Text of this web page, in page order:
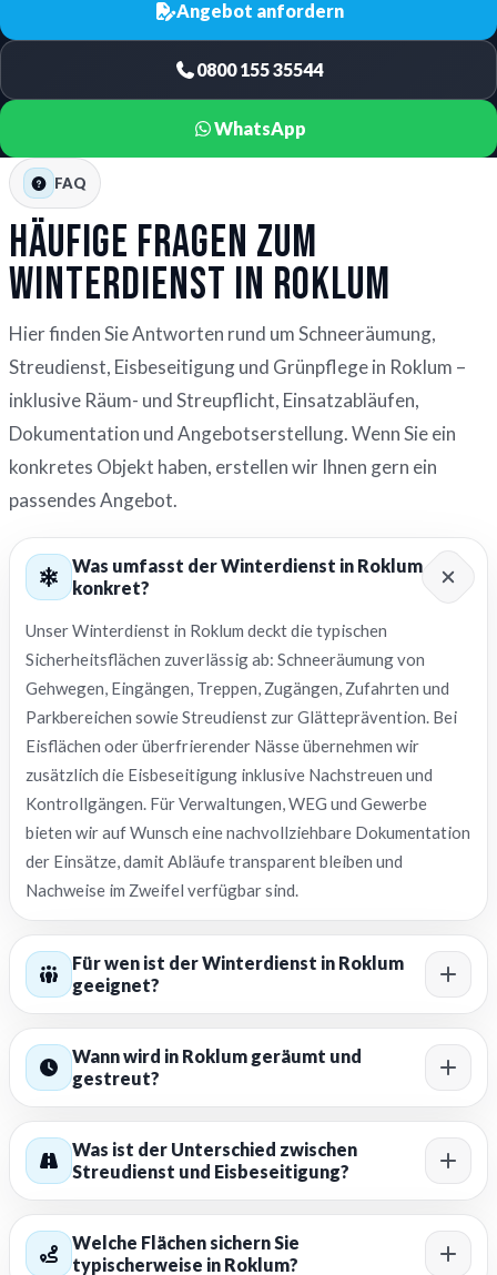
Angebot anfordern
0800 155 35544
WhatsApp
FAQ
Häufige Fragen zum
Winterdienst in Roklum
Hier finden Sie Antworten rund um Schneeräumung,
Streudienst, Eisbeseitigung und Grünpflege in Roklum –
inklusive Räum- und Streupflicht, Einsatzabläufen,
Dokumentation und Angebotserstellung. Wenn Sie ein
konkretes Objekt haben, erstellen wir Ihnen gern ein
passendes Angebot.
Was umfasst der Winterdienst in Roklum
konkret?
Unser Winterdienst in Roklum deckt die typischen
Sicherheitsflächen zuverlässig ab: Schneeräumung von
Gehwegen, Eingängen, Treppen, Zugängen, Zufahrten und
Parkbereichen sowie Streudienst zur Glätteprävention. Bei
Eisflächen oder überfrierender Nässe übernehmen wir
zusätzlich die Eisbeseitigung inklusive Nachstreuen und
Kontrollgängen. Für Verwaltungen, WEG und Gewerbe
bieten wir auf Wunsch eine nachvollziehbare Dokumentation
der Einsätze, damit Abläufe transparent bleiben und
Nachweise im Zweifel verfügbar sind.
Für wen ist der Winterdienst in Roklum
geeignet?
Wann wird in Roklum geräumt und
gestreut?
Was ist der Unterschied zwischen
Streudienst und Eisbeseitigung?
Welche Flächen sichern Sie
typischerweise in Roklum?